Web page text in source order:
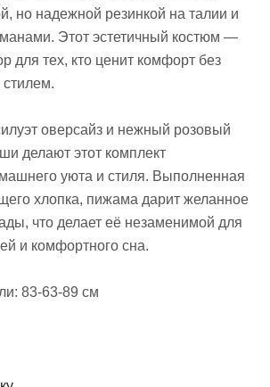
но надежной резинкой на талии и
Этот эстетичный костюм —
для тех, кто ценит комфорт без
оверсайз и нежный розовый
делают этот комплект
уюта и стиля. Выполненная
хлопка, пижама дарит желанное
что делает её незаменимой для
и комфортного сна.
83-63-89 см